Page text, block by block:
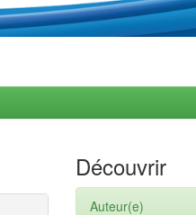
Découvrir
Auteur(e)